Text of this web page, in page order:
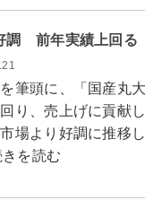
調 前年実績上回る
筆頭に、「国産丸
り、売上げに貢献
場より好調に推
を読む